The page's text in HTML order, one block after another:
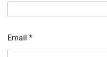
Email *